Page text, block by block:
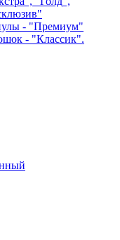
- "Премиум"
- "Классик".